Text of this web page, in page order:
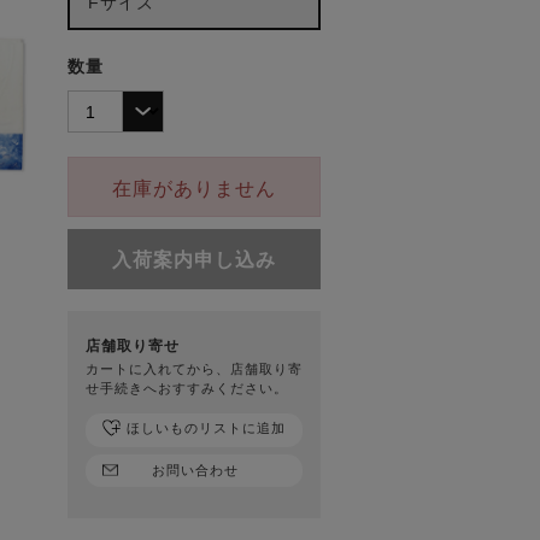
数量
在庫がありません
入荷案内申し込み
店舗取り寄せ
カートに入れてから、店舗取り寄
せ手続きへおすすみください。
お問い合わせ
ほしいものリストに追加